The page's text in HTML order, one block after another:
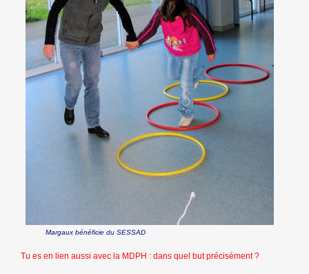
Margaux bénéficie du SESSAD
Tu es en lien aussi avec la MDPH : dans quel but précisément ?